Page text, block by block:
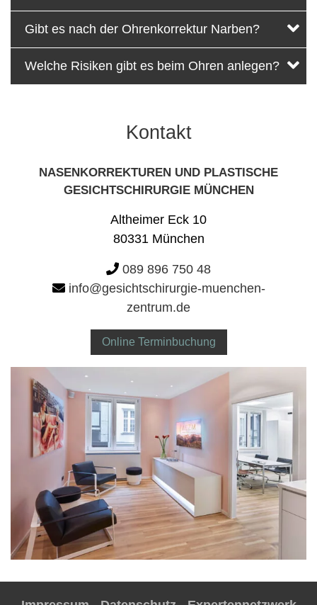
Gibt es nach der Ohrenkorrektur Narben?
Welche Risiken gibt es beim Ohren anlegen?
Kontakt
NASENKORREKTUREN UND PLASTISCHE
GESICHTSCHIRURGIE MÜNCHEN
Altheimer Eck 10
80331 München
089 896 750 48
info@gesichtschirurgie-muenchen-
zentrum.de
Online Terminbuchung